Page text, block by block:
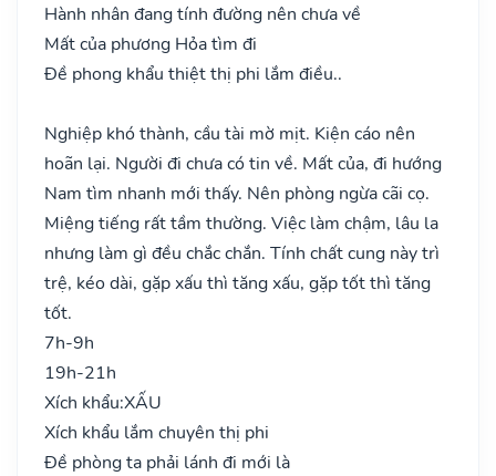
Hành nhân đang tính đường nên chưa về
Mất của phương Hỏa tìm đi
Đề phong khẩu thiệt thị phi lắm điều..
Nghiệp khó thành, cầu tài mờ mịt. Kiện cáo nên
hoãn lại. Người đi chưa có tin về. Mất của, đi hướng
Nam tìm nhanh mới thấy. Nên phòng ngừa cãi cọ.
Miệng tiếng rất tầm thường. Việc làm chậm, lâu la
nhưng làm gì đều chắc chắn. Tính chất cung này trì
trệ, kéo dài, gặp xấu thì tăng xấu, gặp tốt thì tăng
tốt.
7h-9h
19h-21h
Xích khẩu:XẤU
Xích khẩu lắm chuyên thị phi
Đề phòng ta phải lánh đi mới là